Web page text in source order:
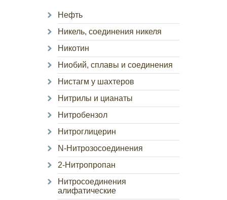
Нефть
Никель, соединения никеля
Никотин
Ниобий, сплавы и соединения
Нистагм у шахтеров
Нитрилы и цианаты
Нитробензол
Нитроглицерин
N-Нитрозосоединения
2-Нитропропан
Нитросоединения
алифатические